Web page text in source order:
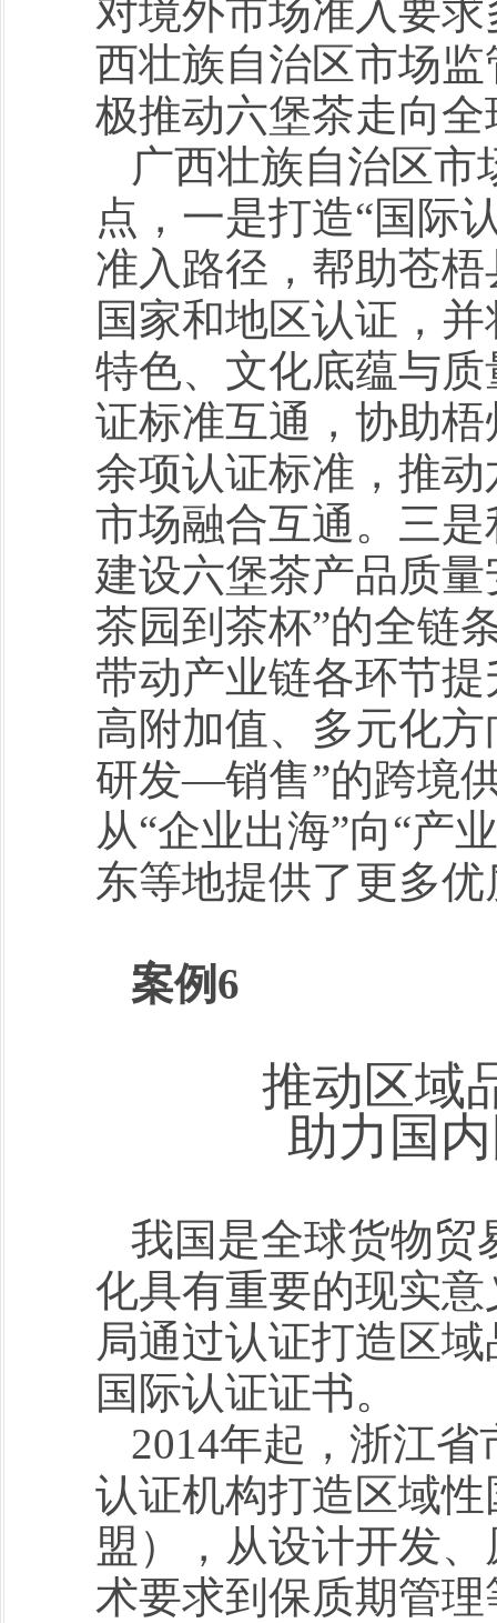
对境外市场准入要
西壮族自治区市场
极推动六堡茶走向
广西壮族自治区市
点，一是打造“国际
准入路径，帮助苍
国家和地区认证，
特色、文化底蕴与
证标准互通，协助
余项认证标准，推
市场融合互通。三
建设六堡茶产品质
茶园到茶杯”的全链
带动产业链各环节
高附加值、多元化
研发—销售”的跨境
从“企业出海”向“产
东等地提供了更多
案例6
推动区域
助力国
我国是全球货物贸
化具有重要的现实
局通过认证打造区
国际认证证书。
2014年起，浙江
认证机构打造区域
盟），从设计开发
术要求到保质期管